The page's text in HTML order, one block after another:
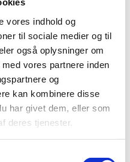
vores indhold og
til sociale medier og til
også oplysninger om
vores partnere inden
og
kan kombinere disse
har givet dem, eller som
deres tjenester.
Gauchos” (en dag
samvær i en
folkemusik.
heste og
mate og asado